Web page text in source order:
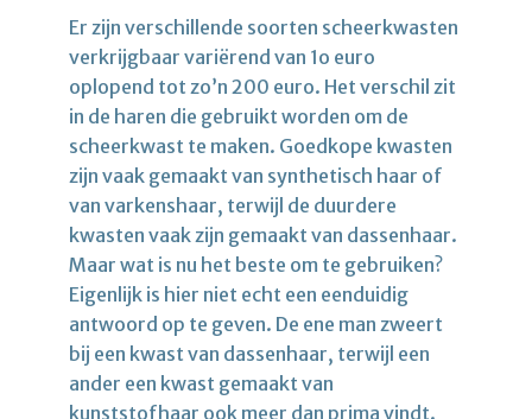
Er zijn verschillende soorten scheerkwasten
verkrijgbaar variërend van 1o euro
oplopend tot zo’n 200 euro. Het verschil zit
in de haren die gebruikt worden om de
scheerkwast te maken. Goedkope kwasten
zijn vaak gemaakt van synthetisch haar of
van varkenshaar, terwijl de duurdere
kwasten vaak zijn gemaakt van dassenhaar.
Maar wat is nu het beste om te gebruiken?
Eigenlijk is hier niet echt een eenduidig
antwoord op te geven. De ene man zweert
bij een kwast van dassenhaar, terwijl een
ander een kwast gemaakt van
kunststofhaar ook meer dan prima vindt.